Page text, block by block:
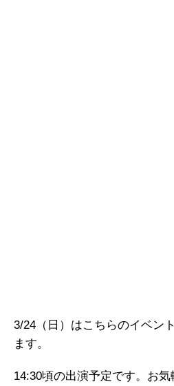
3/24（日）はこちらのイベン
ます。
14:30頃の出演予定です。お気